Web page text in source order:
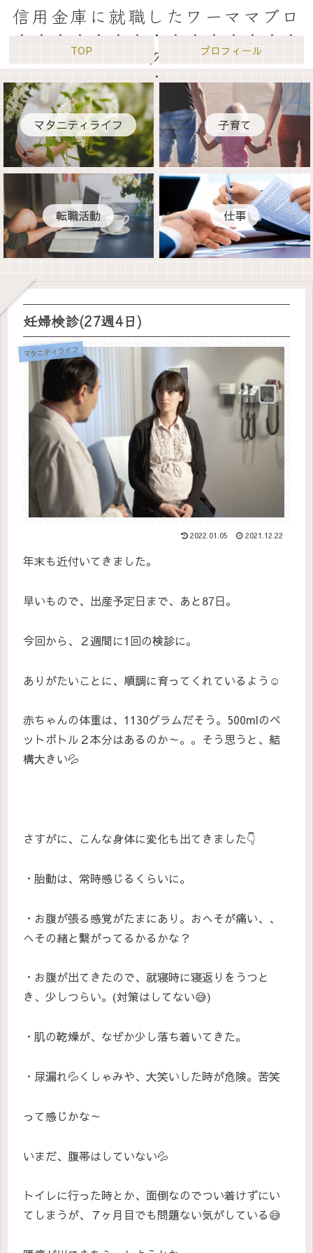
信用金庫に就職したワーママブロ
グ
TOP プロフィール
マタニティライフ 子育て
転職活動 仕事
妊婦検診(27週4日)
マタニティライフ
2022.01.05 2021.12.22
年末も近付いてきました。
早いもので、出産予定日まで、あと87日。
今回から、２週間に1回の検診に。
ありがたいことに、順調に育ってくれているよう☺️
赤ちゃんの体重は、1130グラムだそう。500mlのペ
ットボトル２本分はあるのか～。。そう思うと、結
構大きい💦
さすがに、こんな身体に変化も出てきました👇
・胎動は、常時感じるくらいに。
・お腹が張る感覚がたまにあり。おへそが痛い、、
へその緒と繋がってるかるかな？
・お腹が出てきたので、就寝時に寝返りをうつと
き、少しつらい。(対策はしてない😅)
・肌の乾燥が、なぜか少し落ち着いてきた。
・尿漏れ💦くしゃみや、大笑いした時が危険。苦笑
って感じかな～
いまだ、腹帯はしていない💦
トイレに行った時とか、面倒なのでつい着けずにい
てしまうが、７ヶ月目でも問題ない気がしている😅